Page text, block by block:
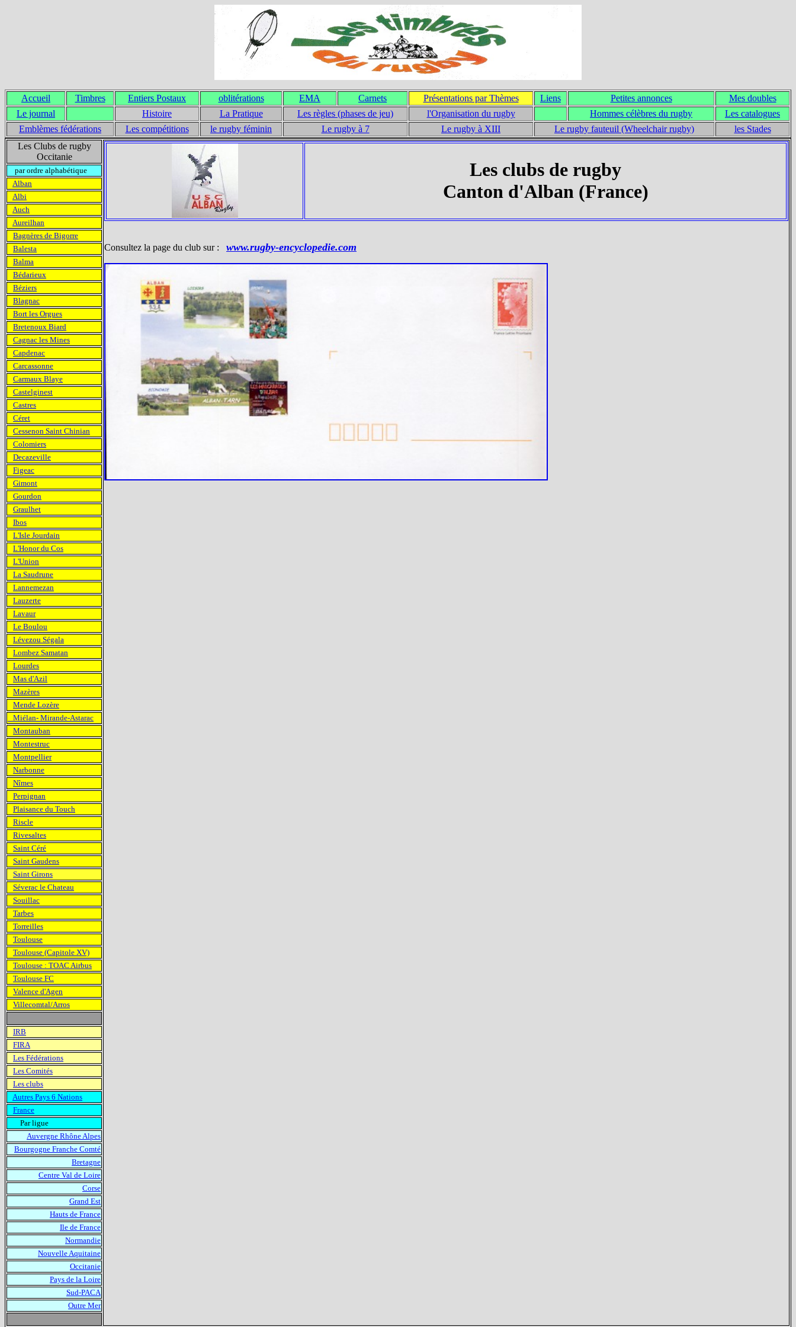
Accueil Timbres Entiers Postaux oblitérations EMA Carnets Présentations par Thèmes Liens Petites annonces
Mes doubles
Le journal
Histoire La Pratique Les règles (phases de jeu) l'Organisation du rugby Hommes célèbres du rugby
Les catalogues
Emblèmes fédérations
Les compétitions le rugby féminin Le rugby à 7 Le rugby à XIII Le rugby fauteuil (Wheelchair rugby)
les Stades
Les Clubs de rugby
Occitanie
Les clubs de rugby
Canton d'Alban (France)
Consultez la page du club sur : www.rugby-encyclopedie.com
par ordre alphabétique
Alban
Albi
Auch
Aureilhan
Bagnères de Bigorre
Balesta
Balma
Bédarieux
Béziers
Blagnac
Bort les Orgues
Bretenoux Biard
Cagnac les Mines
Capdenac
Carcassonne
Carmaux Blaye
Castelginest
Castres
Céret
Cessenon Saint Chinian
Colomiers
Decazeville
Figeac
Gimont
Gourdon
Graulhet
Ibos
L'Isle Jourdain
L'Honor du Cos
L'Union
La Saudrune
Lannemezan
Lauzerte
Lavaur
Le Boulou
Lévezou Ségala
Lombez Samatan
Lourdes
Mas d'Azil
Mazères
Mende Lozère
Miélan- Mirande-Astarac
Montauban
Montestruc
Montpellier
Narbonne
Nîmes
Perpignan
Plaisance du Touch
Riscle
Rivesaltes
Saint Céré
Saint Gaudens
Saint Girons
Séverac le Chateau
Souillac
Tarbes
Torreilles
Toulouse
Toulouse (Capitole XV)
Toulouse : TOAC Airbus
Toulouse FC
Valence d'Agen
Villecomtal/Arros
IRB
FIRA
Les Fédérations
Les Comités
Les clubs
Autres Pays 6 Nations
France
Par ligue
Auvergne Rhône Alpes
Bourgogne Franche Comté
Bretagne
Centre Val de Loire
Corse
Grand Est
Hauts de France
Ile de France
Normandie
Nouvelle Aquitaine
Occitanie
Pays de la Loire
Sud-PACA
Outre Mer